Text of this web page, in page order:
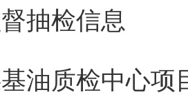
抽检信息
油质检中心项